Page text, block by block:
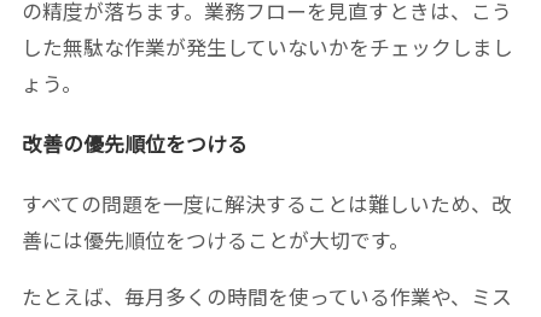
の精度が落ちます。業務フローを見直すときは、こう
した無駄な作業が発生していないかをチェックしまし
ょう。
改善の優先順位をつける
すべての問題を一度に解決することは難しいため、改
善には優先順位をつけることが大切です。
たとえば、毎月多くの時間を使っている作業や、ミス